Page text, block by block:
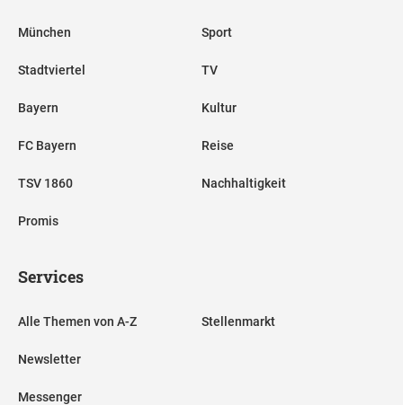
München
Stadtviertel
Bayern
FC Bayern
TSV 1860
Promis
Sport
TV
Kultur
Reise
Nachhaltigkeit
Services
Alle Themen von A-Z
Newsletter
Messenger
Stellenmarkt